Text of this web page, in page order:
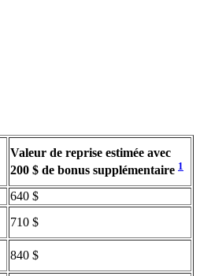
Valeur de reprise estimée avec
200 $ de bonus supplémentaire 1
640 $
710 $
840 $